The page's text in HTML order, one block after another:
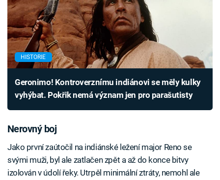
HISTORIE
Geronimo! Kontroverznímu indiánovi se měly kulky
vyhýbat. Pokřik nemá význam jen pro parašutisty
Nerovný boj
Jako první zaútočil na indiánské ležení major Reno se
svými muži, byl ale zatlačen zpět a až do konce bitvy
izolován v údolí řeky. Utrpěl minimální ztráty, nemohl ale